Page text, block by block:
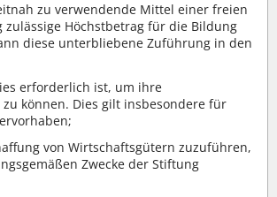
zu verwendende Mittel einer freien
Höchstbetrag für die Bildung
diese unterbliebene Zuführung in den
erforderlich ist, um ihre
können. Dies gilt insbesondere für
von Wirtschaftsgütern zuzuführen,
Zwecke der Stiftung